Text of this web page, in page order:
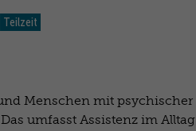
Teilzeit
Menschen mit psychischer
umfasst Assistenz im Alltag